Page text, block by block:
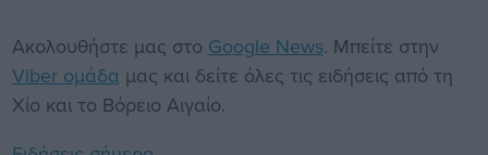
Ακολουθήστε μας στο Google News. Μπείτε στην
Viber ομάδα μας και δείτε όλες τις ειδήσεις από τη
Χίο και το Βόρειο Αιγαίο.